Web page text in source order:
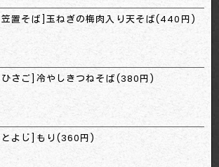
[笠置そば]玉ねぎの梅肉入り天そば(440円)
[ひさご]冷やしきつねそば(380円)
[とよじ]もり(360円)